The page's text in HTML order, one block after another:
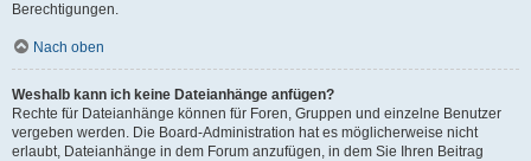
Berechtigungen.
Nach oben
Weshalb kann ich keine Dateianhänge anfügen?
Rechte für Dateianhänge können für Foren, Gruppen und einzelne Benutzer
vergeben werden. Die Board-Administration hat es möglicherweise nicht
erlaubt, Dateianhänge in dem Forum anzufügen, in dem Sie Ihren Beitrag